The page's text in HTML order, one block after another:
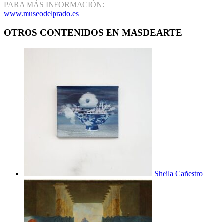
PARA MÁS INFORMACIÓN:
www.museodelprado.es
OTROS CONTENIDOS EN MASDEARTE
Sheila Cañestro